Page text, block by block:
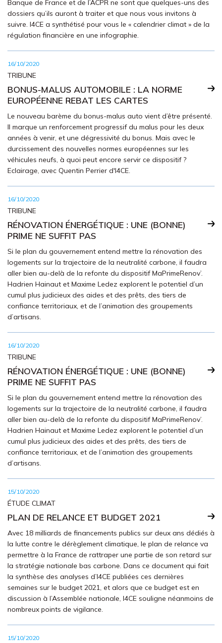
Banque de France et de l’ACPR ne sont que quelques-uns des
dossiers qu’ils auront à traiter et que nous vous invitons à
suivre. I4CE a synthétisé pour vous le « calendrier climat » de la
régulation financière en une infographie.
16/10/2020
TRIBUNE
BONUS-MALUS AUTOMOBILE : LA NORME
EUROPÉENNE REBAT LES CARTES
Le nouveau barème du bonus-malus auto vient d’être présenté.
Il marque un renforcement progressif du malus pour les deux
années à venir, et une dégressivité du bonus. Mais avec le
durcissement des nouvelles normes européennes sur les
véhicules neufs, à quoi peut encore servir ce dispositif ?
Eclairage, avec Quentin Perrier d'I4CE.
16/10/2020
TRIBUNE
RÉNOVATION ÉNERGÉTIQUE : UNE (BONNE)
PRIME NE SUFFIT PAS
Si le plan du gouvernement entend mettre la rénovation des
logements sur la trajectoire de la neutralité carbone, il faudra
aller bien au-delà de la refonte du dispositif MaPrimeRenov’.
Hadrien Hainaut et Maxime Ledez explorent le potentiel d’un
cumul plus judicieux des aides et des prêts, des tiers de
confiance territoriaux, et de l’animation des groupements
d’artisans.
16/10/2020
TRIBUNE
RÉNOVATION ÉNERGÉTIQUE : UNE (BONNE)
PRIME NE SUFFIT PAS
Si le plan du gouvernement entend mettre la rénovation des
logements sur la trajectoire de la neutralité carbone, il faudra
aller bien au-delà de la refonte du dispositif MaPrimeRenov’.
Hadrien Hainaut et Maxime Ledez explorent le potentiel d’un
cumul plus judicieux des aides et des prêts, des tiers de
confiance territoriaux, et de l’animation des groupements
d’artisans.
15/10/2020
ÉTUDE CLIMAT
PLAN DE RELANCE ET BUDGET 2021
Avec 18 milliards de financements publics sur deux ans dédiés à
la lutte contre le dérèglement climatique, le plan de relance va
permettre à la France de rattraper une partie de son retard sur
la stratégie nationale bas carbone. Dans ce document qui fait
la synthèse des analyses d’I4CE publiées ces dernières
semaines sur le budget 2021, et alors que ce budget est en
discussion à l’Assemblée nationale, I4CE souligne néanmoins de
nombreux points de vigilance.
15/10/2020